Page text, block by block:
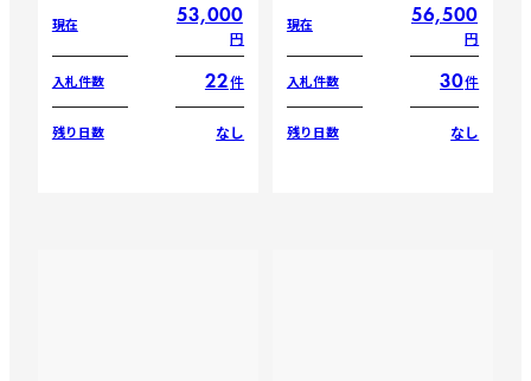
現在 53,000
円
入札件数 22件
残り日数 なし
現在 56,500
円
入札件数 30件
残り日数 なし